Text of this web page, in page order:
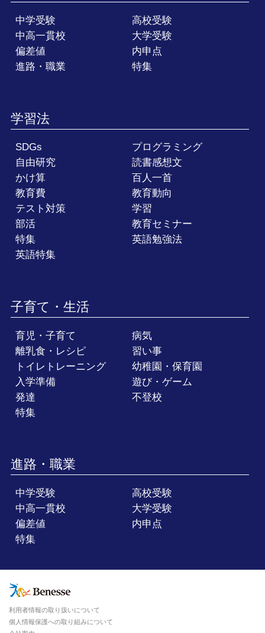
中学受験
高校受験
中高一貫校
大学受験
偏差値
内申点
進路・職業
特集
学習法
SDGs
プログラミング
自由研究
読書感想文
かけ算
百人一首
教育費
教育動向
テスト対策
学習
部活
教育セミナー
特集
英語勉強法
英語特集
子育て・生活
育児・子育て
病気
離乳食・レシピ
習い事
トイレトレーニング
幼稚園・保育園
入学準備
遊び・ゲーム
発達
不登校
特集
進路・職業
中学受験
高校受験
中高一貫校
大学受験
偏差値
内申点
特集
利用者情報の取り扱いについて
個人情報保護への取り組みについて